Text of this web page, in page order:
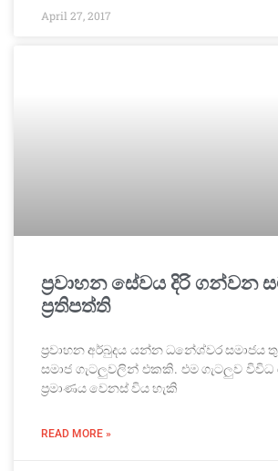
April 27, 2017
ප්‍රවාහන සේවය දිරි ගන්වන
ප්‍රතිපත්ති
ප්‍රවාහන අර්බුදය යන්න ධනේශ්වර සමාජය
සමාජ ගැටලුවලින් එකකි. එම ගැටලුව විවිධ
ප්‍රමාණය වෙනස් විය හැකි
READ MORE »